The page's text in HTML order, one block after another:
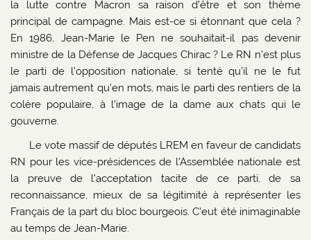
la lutte contre Macron sa raison d’être et son thème
principal de campagne. Mais est-ce si étonnant que cela ?
En 1986, Jean-Marie le Pen ne souhaitait-il pas devenir
ministre de la Défense de Jacques Chirac ? Le RN n’est plus
le parti de l’opposition nationale, si tenté qu’il ne le fut
jamais autrement qu’en mots, mais le parti des rentiers de la
colère populaire, à l’image de la dame aux chats qui le
gouverne.
Le vote massif de députés LREM en faveur de candidats
RN pour les vice-présidences de l’Assemblée nationale est
la preuve de l’acceptation tacite de ce parti, de sa
reconnaissance, mieux de sa légitimité à représenter les
Français de la part du bloc bourgeois. C’eut été inimaginable
au temps de Jean-Marie.